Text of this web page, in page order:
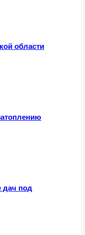
области
дач под